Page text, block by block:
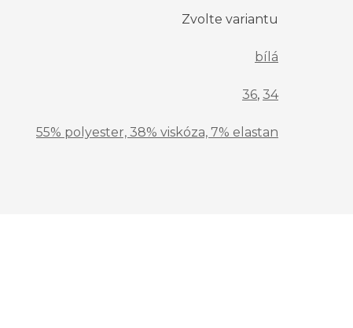
Zvolte variantu
bílá
36, 34
55% polyester, 38% viskóza, 7% elastan